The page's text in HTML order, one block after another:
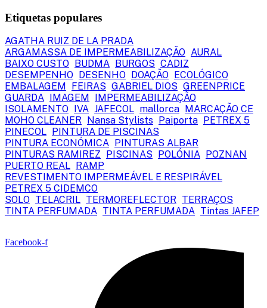
Etiquetas populares
AGATHA RUIZ DE LA PRADA
ARGAMASSA DE IMPERMEABILIZAÇÃO AURAL
BAIXO CUSTO
BUDMA BURGOS CADIZ
DESEMPENHO
DESENHO DOAÇÃO
ECOLÓGICO
EMBALAGEM
FEIRAS GABRIEL DIOS GREENPRICE
GUARDA
IMAGEM
IMPERMEABILIZAÇÃO
ISOLAMENTO
IVA JAFECOL mallorca
MARCAÇÃO CE
MOHO CLEANER
Nansa Stylists Paiporta
PETREX 5
PINECOL
PINTURA DE PISCINAS
PINTURA ECONÓMICA
PINTURAS ALBAR
PINTURAS RAMIREZ
PISCINAS POLÓNIA
POZNAN
PUERTO REAL
RAMP
REVESTIMENTO IMPERMEÁVEL E RESPIRÁVEL
PETREX 5 CIDEMCO
SOLO TELACRIL TERMOREFLECTOR TERRAÇOS
TINTA PERFUMADA TINTA PERFUMADA Tintas JAFEP
Facebook-f